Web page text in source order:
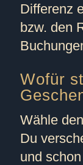
Differenz
bzw. den
Wofür
Wähle
Du
und